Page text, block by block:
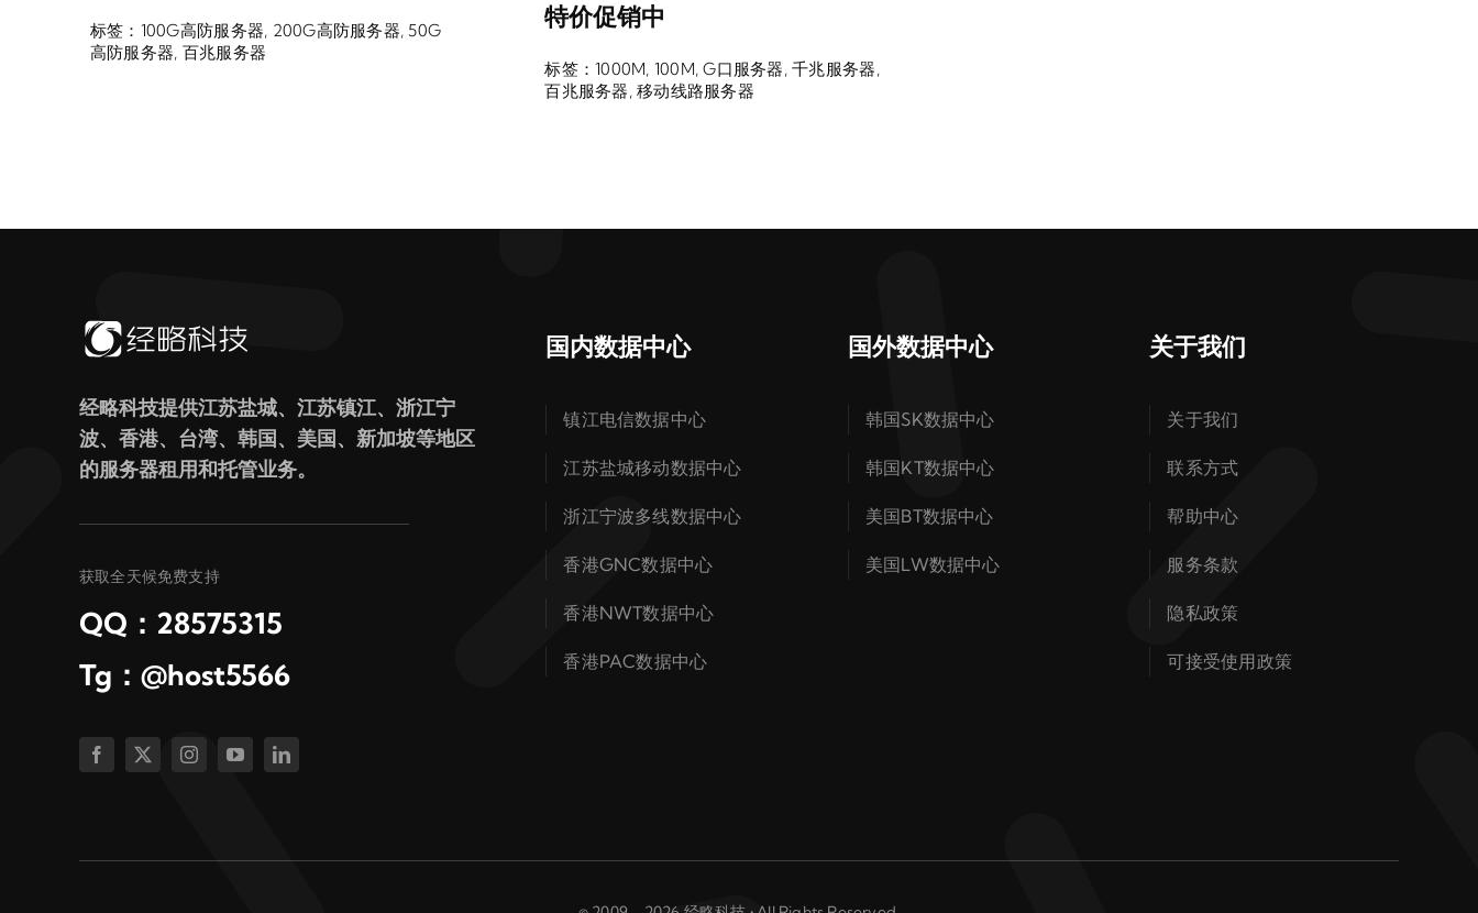
标签： 100G高防服务器, 200G高防服务器,50G
高防服务器, 百兆服务器
特价促销中
标签：1000M, 100M,G口服务器,千兆服务器,
百兆服务器,移动线路服务器
经略科技提供江苏盐城、江苏镇江、浙江宁
波、香港、台湾、韩国、美国、新加坡等地区
的服务器租用和托管业务。
获取全天候免费支持
QQ：28575315
Tg：@host5566
国内数据中心
镇江电信数据中心
江苏盐城移动数据中心
浙江宁波多线数据中心
香港GNC数据中心
香港NWT数据中心
香港PAC数据中心
国外数据中心
韩国SK数据中心
韩国KT数据中心
美国BT数据中心
美国LW数据中心
关于我们
关于我们
联系方式
帮助中心
服务条款
隐私政策
可接受使用政策